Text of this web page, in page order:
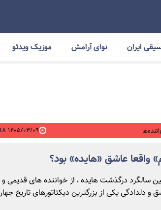
ایران نوای آرامش موزیک ویدئو
۱۴۰۵/۰۳/۰۹ ۱۷:۳۹:۱۸
واقعا عاشق «هایده» بود؟
۳۴امین سالگرد درگذشت هایده ، از خواننده های
دلدادگی یکی از بزرگترین دیکتاتورهای تاریخ